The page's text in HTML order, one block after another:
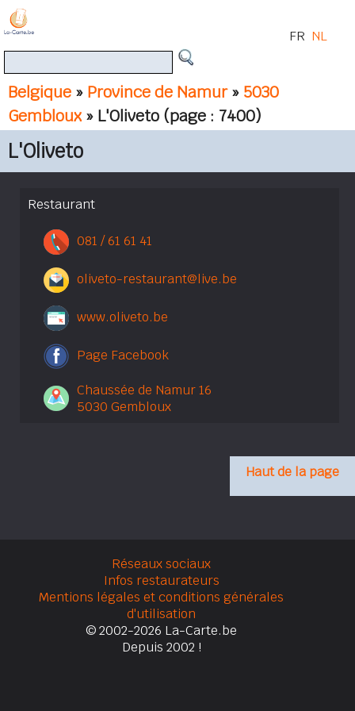
Belgique » Province de Namur» 5030
Gembloux » L'Oliveto (page : 7400)
FR NL
L'Oliveto
Restaurant
081 / 61 61 41
oliveto-restaurant@live.be
www.oliveto.be
Page Facebook
Chaussée de Namur 16
5030 Gembloux
Haut de la page
Réseaux sociaux
Infos restaurateurs
Mentions légales et conditions générales
d'utilisation
© 2002-2026 La-Carte.be
Depuis 2002 !